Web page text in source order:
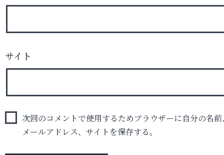
サイト
次回のコメントで使用するためブラウザーに自分の名前
メールアドレス、サイトを保存する。